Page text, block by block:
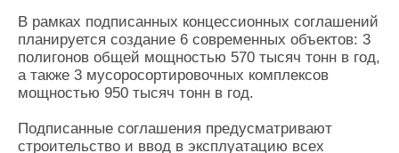
В рамках подписанных концессионных соглашений
планируется создание 6 современных объектов: 3
полигонов общей мощностью 570 тысяч тонн в год,
а также 3 мусоросортировочных комплексов
мощностью 950 тысяч тонн в год.
Подписанные соглашения предусматривают
строительство и ввод в эксплуатацию всех